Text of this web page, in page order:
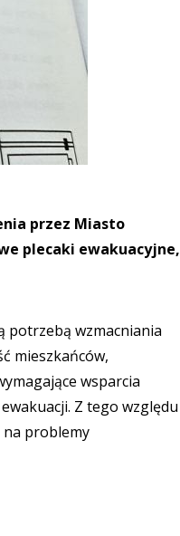
przez Miasto
plecaki ewakuacyjne,
potrzebą wzmacniania
mieszkańców,
wsparcia
Z tego względu
na problemy